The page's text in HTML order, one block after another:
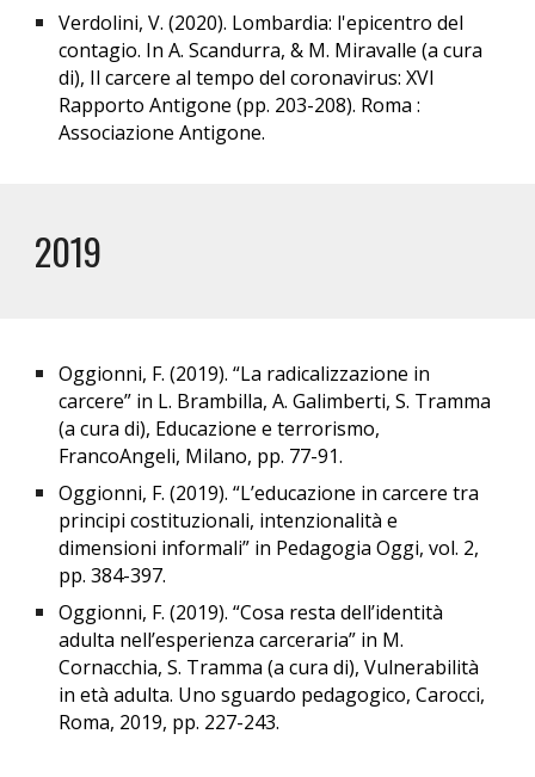
Verdolini, V. (2020). Lombardia: l'epicentro del
contagio. In A. Scandurra, & M. Miravalle (a cura
di), Il carcere al tempo del coronavirus: XVI
Rapporto Antigone (pp. 203-208). Roma :
Associazione Antigone.
2019
Oggionni, F. (2019). “La radicalizzazione in
carcere” in L. Brambilla, A. Galimberti, S. Tramma
(a cura di), Educazione e terrorismo,
FrancoAngeli, Milano, pp. 77-91.
Oggionni, F. (2019). “L’educazione in carcere tra
principi costituzionali, intenzionalità e
dimensioni informali” in Pedagogia Oggi, vol. 2,
pp. 384-397.
Oggionni, F. (2019). “Cosa resta dell’identità
adulta nell’esperienza carceraria” in M.
Cornacchia, S. Tramma (a cura di), Vulnerabilità
in età adulta. Uno sguardo pedagogico, Carocci,
Roma, 2019, pp. 227-243.